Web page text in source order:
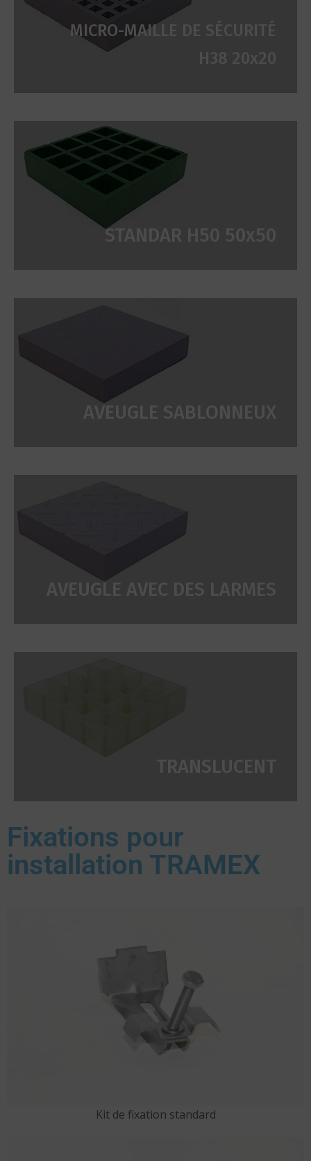
MICRO-MAILLE DE SÉCURITÉ
STANDAR H50 50x50
AVEUGLE SABLONNEUX
AVEUGLE AVEC DES LARMES
Fixations pour
installation TRAMEX
Kit de fixation standard